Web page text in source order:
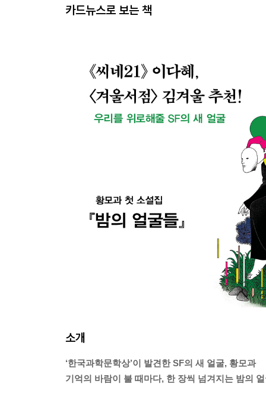
카드뉴스로 보는 책
소개
‘한국과학문학상’이 발견한 SF의 새 얼굴, 황모과
기억의 바람이 불 때마다, 한 장씩 넘겨지는 밤의